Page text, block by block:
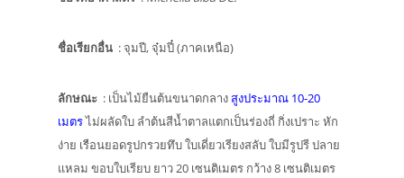
ชื่อเรียกอื่น : จุมปี, จุ๋มปี๋ (ภาคเหนือ)
ลักษณะ : เป็นไม้ยืนต้นขนาดกลางสูงประมาณ 10-20
เมตรไม่ผลัดใบ ลำต้นสีน้ำตาลแตกเป็นร่องถี่ กิ่งเปราะ หัก
ง่าย เรือนยอดรูปกรวยทึบ ใบเดี่ยวเรียงสลับ ใบมีรูปรี ปลาย
แหลม ขอบใบเรียบ ยาว 20 เซนติเมตร กว้าง 8 เซนติเมตร